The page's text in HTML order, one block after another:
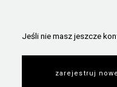
Jeśli nie masz jeszcze
zarejestruj